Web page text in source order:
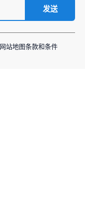
发送
网站地图条款和条件